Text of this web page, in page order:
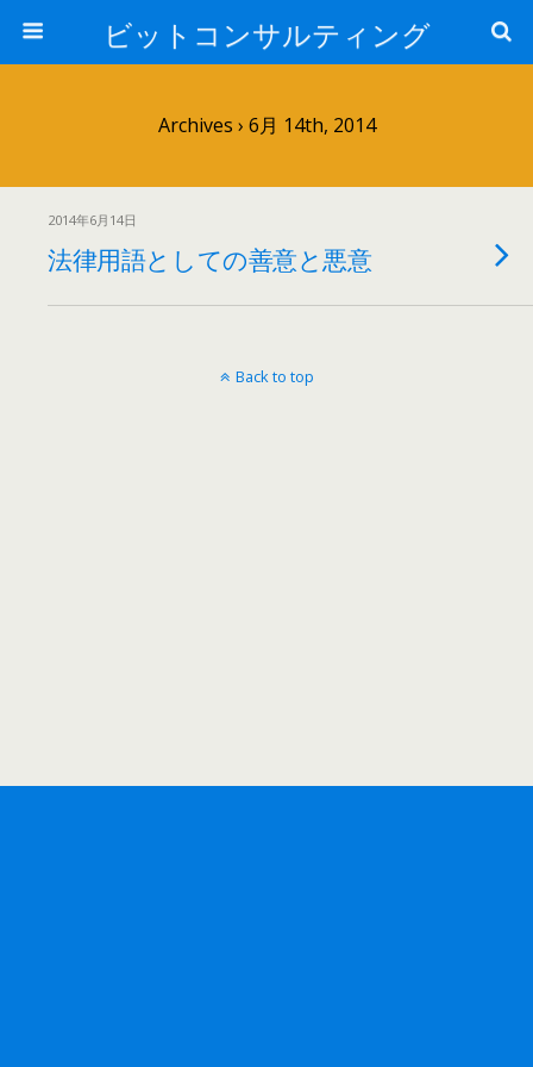
ビットコンサルティング
Archives › 6月 14th, 2014
2014年6月14日
法律用語としての善意と悪意
Back to top